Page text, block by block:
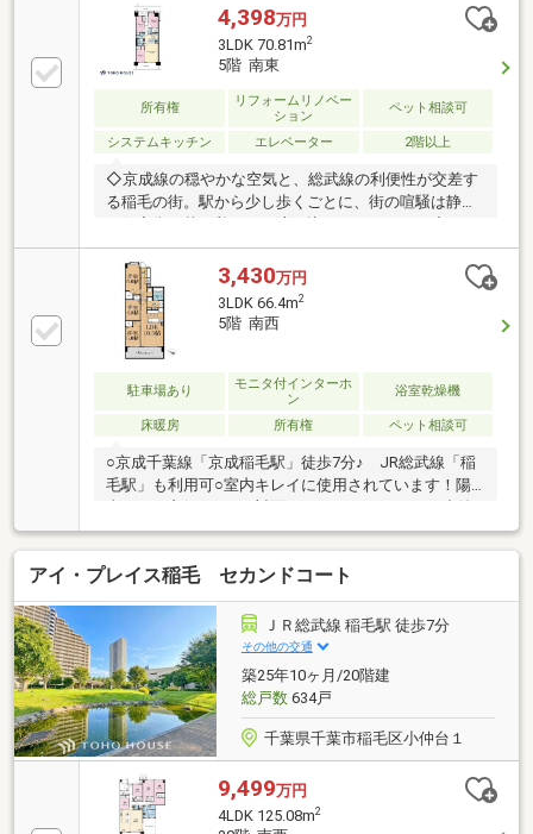
軽にお問合せください☆【周辺環境】・ヤオコー稲毛
海岸店/徒歩約13分/約990ｍ・ミニストップ京成稲毛駅
前店/徒歩約9分/約660ｍ・クリエイトSD千葉稲毛町
店/徒歩約8分/約630ｍ・稲毛幼稚園/徒歩約5分/約370
ｍ・稲毛海岸保育所/徒歩約8分/約620ｍ・川岸公園/徒
歩約4分/約260ｍ・稲毛小学校/徒歩約5分/約390ｍ・稲
毛中学校/徒歩約9分/約720ｍ
4,398万円
3LDK 70.81m2
5階 南東
所有権
リフォームリノベー
ション
ペット相談可
システムキッチン エレベーター 2階以上
◇京成線の穏やかな空気と、総武線の利便性が交差す
る稲毛の街。駅から少し歩くごとに、街の喧騒は静か
ベーターで5階へ上がり扉を開くと、そこには東南の
大きな窓いっぱいに広がる空。前面に遮るもののない
開放感が、日々の疲れを静かに解きほぐしてくれま
す。◇2020年に建てられた安心感に、細やかなリノベ
ーションの手が加えられた室内。システムキッチンや
美しいフローリングなど、暮らす人の動線と心地よさ
を考え抜いた空間が広がります。◆リビングに立つ
と、対面式キッチンの奥から差し込むやわらかな朝陽
が、家族の食卓を温かく包み込みます。
3,430万円
3LDK 66.4m2
5階 南西
駐車場あり
モニタ付インターホ
ン
浴室乾燥機
床暖房 所有権 ペット相談可
○京成千葉線「京成稲毛駅」徒歩7分♪ JR総武線「稲
毛駅」も利用可○室内キレイに使用されています！陽
カップボード有り〉○ペット飼育可（合計2匹まで〉
○WIC×FUTONクローク×クローゼットと収納力豊富
アイ・プレイス稲毛 セカンドコート
ＪＲ総武線 稲毛駅 徒歩7分
その他の交通
築25年10ヶ月/20階建
総戸数634戸
千葉県千葉市稲毛区小仲台１
9,499万円
4LDK 125.08m2